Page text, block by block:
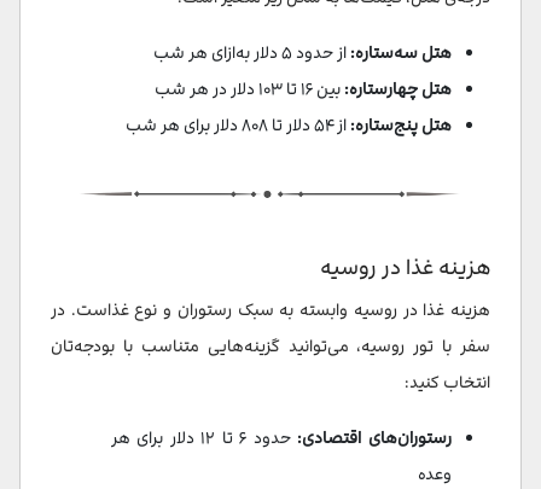
هتل سه‌ستاره:از حدود ۵ دلار به‌ازای هر شب
هتل چهارستاره:بین ۱۶ تا ۱۰۳ دلار در هر شب
هتل پنج‌ستاره:از ۵۴ دلار تا ۸۰۸ دلار برای هر شب
هزینه غذا در روسیه
هزینه غذا در روسیه وابسته به سبک رستوران و نوع غذاست. در
سفر با تور روسیه، می‌توانید گزینه‌هایی متناسب با بودجه‌تان
انتخاب کنید:
رستوران‌های اقتصادی:
حدود ۶ تا ۱۲ دلار برای هر
وعده